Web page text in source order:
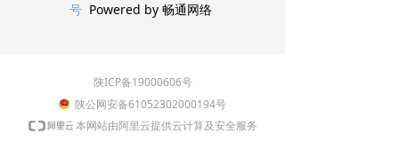
号 Powered by 畅通网络
陕ICP备19000606号
陕公网安备61052302000194号
本网站由阿里云提供云计算及安全服务